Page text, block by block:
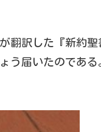
翻訳した『新約
う届いたのであ